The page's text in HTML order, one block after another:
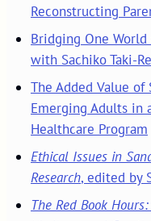
Reconstructing
Bridging One World
with Sachiko Taki-
The Added Value of
Emerging Adults in
Healthcare Program
Ethical Issues in
Research, edited by
The Red Book